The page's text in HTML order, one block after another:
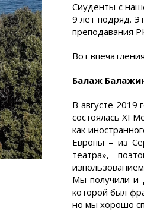
Сиуденты с
9 лет подряд.
преподавания
Вот
Балаж
В августе 2019
состоялась XI
как
Европы – из
театра»,
Мы получили и
которой был
но мы хорошо